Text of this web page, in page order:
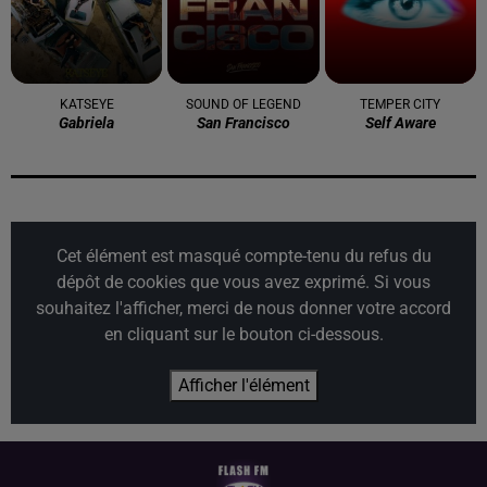
KATSEYE
Gabriela
SOUND OF LEGEND
San Francisco
TEMPER CITY
Self Aware
Cet élément est masqué compte-tenu du refus du
dépôt de cookies que vous avez exprimé. Si vous
souhaitez l'afficher, merci de nous donner votre accord
en cliquant sur le bouton ci-dessous.
Afficher l'élément